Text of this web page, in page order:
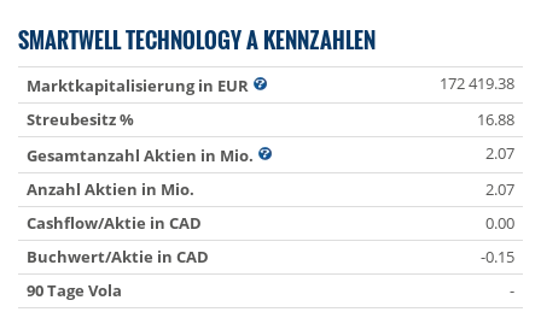
SMARTWELL TECHNOLOGY A KENNZAHLEN
Marktkapitalisierung in EUR
172 419.38
Streubesitz %
16.88
Gesamtanzahl Aktien in Mio.
2.07
Anzahl Aktien in Mio.
2.07
Cashflow/Aktie in CAD
0.00
Buchwert/Aktie in CAD
-0.15
90 Tage Vola
-